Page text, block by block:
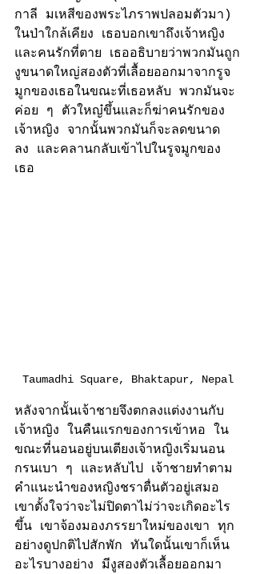
กาลี มเหสีของพระไภราพปลอมตัวมา)
ในป่าใกล้เคียง เธอบอกเขาถึงเจ้าหญิง
และคนรักที่ตาย เธออธิบายว่าพวกมันถูก
งูขนาดใหญ่สองตัวที่เลื้อยออกมาจากรูจ
มูกของเธอในขณะที่เธอหลับ พวกมันจะ
ค่อย ๆ ตัวใหญ๋ขึ้นและก็ฆ่าคนรักของ
เจ้าหญิง จากนั้นพวกมันก็จะลดขนาด
ลง และคลานกลับเข้าไปในรูจมูกของ
เธอ
Taumadhi Square, Bhaktapur, Nepal
หลังจากนั้นเจ้าชายจึงตกลงแต่งงานกับ
เจ้าหญิง ในคืนแรกของการเข้าหอ ใน
ขณะที่นอนอยู่บนเตียงเจ้าหญิงเริ่มนอน
กรนเบา ๆ และหลับไป เจ้าชายทำตาม
คำแนะนำของหญิงชราตื่นตัวอยู่เสมอ
เขาตั้งใจว่าจะไม่ปิดตาไม่ว่าจะเกิดอะไร
ขึ้น เขาจ้องมองภรรยาใหม่ของเขา ทุก
อย่างดูปกติไปสักพัก ทันใดนั้นเขาก็เห็น
อะไรบางอย่าง มีงูสองตัวเลื้อยออกมา